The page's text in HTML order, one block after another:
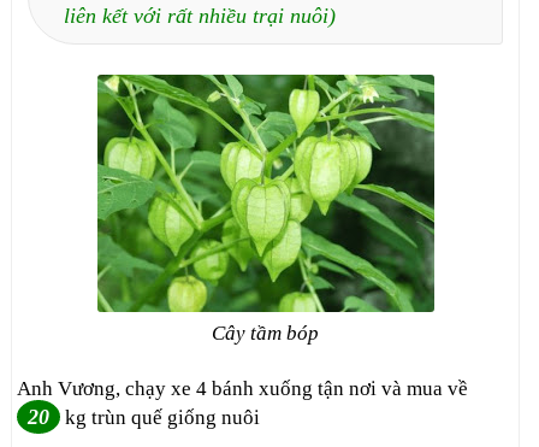
liên kết với rất nhiều trại nuôi)
Cây tầm bóp
Anh Vương, chạy xe 4 bánh xuống tận nơi và mua về
20 kg trùn quế giống nuôi